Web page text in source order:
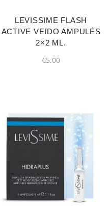
LEVISSIME FLASH
ACTIVE VEIDO AMPULĖS
2×2 ML.
€5.00